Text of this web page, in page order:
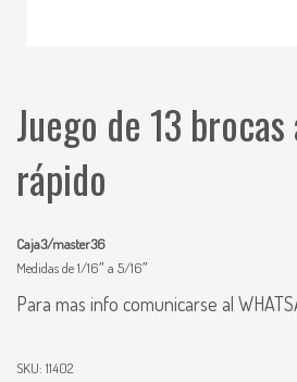
Juego de 13
rápido
Caja3/master36
Medidas de 1/16″ a 5/16″
Para mas info comunicarse al
SKU: 11402